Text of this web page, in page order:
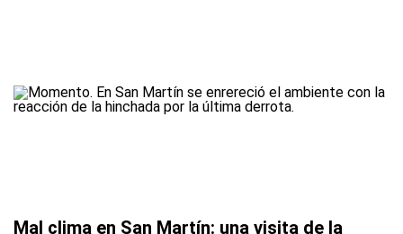
Mal clima en San Martín: una visita de la